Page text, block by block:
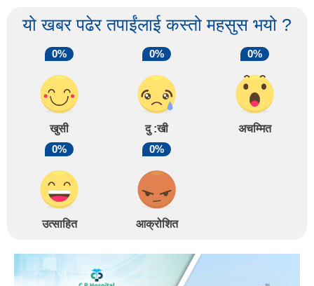
यो खबर पढेर तपाईंलाई कस्तो महसुस भयो ?
0%
खुसी
0%
दु :खी
0%
अचम्मित
0%
उत्साहित
0%
आक्रोशित